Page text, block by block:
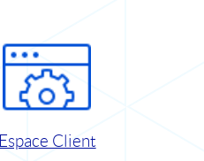
Espace Client